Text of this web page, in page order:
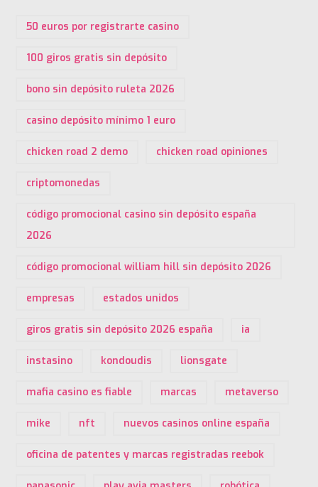
50 euros por registrarte casino
100 giros gratis sin depósito
bono sin depósito ruleta 2026
casino depósito mínimo 1 euro
chicken road 2 demo chicken road opiniones
criptomonedas
código promocional casino sin depósito españa
2026
código promocional william hill sin depósito 2026
empresas estados unidos
giros gratis sin depósito 2026 españa ia
instasino kondoudis lionsgate
mafia casino es fiable marcas metaverso
mike nft nuevos casinos online españa
oficina de patentes y marcas registradas reebok